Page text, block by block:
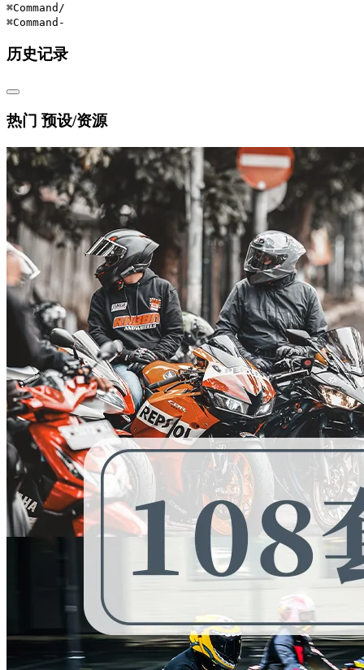
⌘Command /
⌘Command -
历史记录
热门 预设/资源